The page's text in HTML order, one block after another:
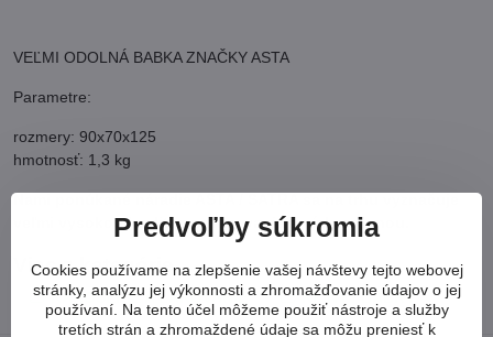
VEĽMI ODOLNÁ BABKA ZNAČKY ASTA
Parametre:
rozmery: 90x70x125
hmotnosť: 1,3 kg
Nami ponúkané náradie ASTA / SATRA sa na trhu vyznačuje
veľmi vysokou kvalitou spracovania a nízkou cenou.
Viac z kategórie
KAROSÉRIE A LAKOVANIE KLÍNY / BABKY
Predvoľby súkromia
Cookies používame na zlepšenie vašej návštevy tejto webovej
stránky, analýzu jej výkonnosti a zhromažďovanie údajov o jej
používaní. Na tento účel môžeme použiť nástroje a služby
tretích strán a zhromaždené údaje sa môžu preniesť k